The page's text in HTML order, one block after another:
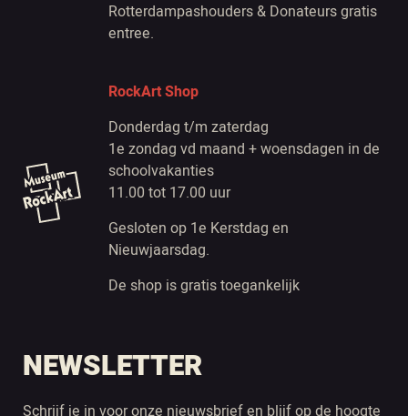
Rotterdampashouders & Donateurs gratis
entree.
RockArt Shop
Donderdag t/m zaterdag
1e zondag vd maand + woensdagen in de
schoolvakanties
11.00 tot 17.00 uur
Gesloten op 1e Kerstdag en
Nieuwjaarsdag.
De shop is gratis toegankelijk
NEWSLETTER